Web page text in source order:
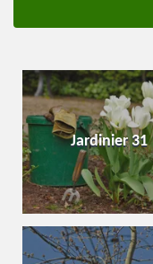
Jardinier 31